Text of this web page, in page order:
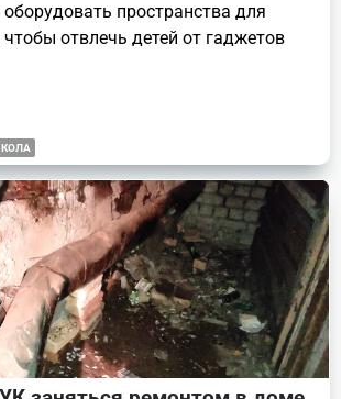
пространства для
отвлечь детей от гаджетов